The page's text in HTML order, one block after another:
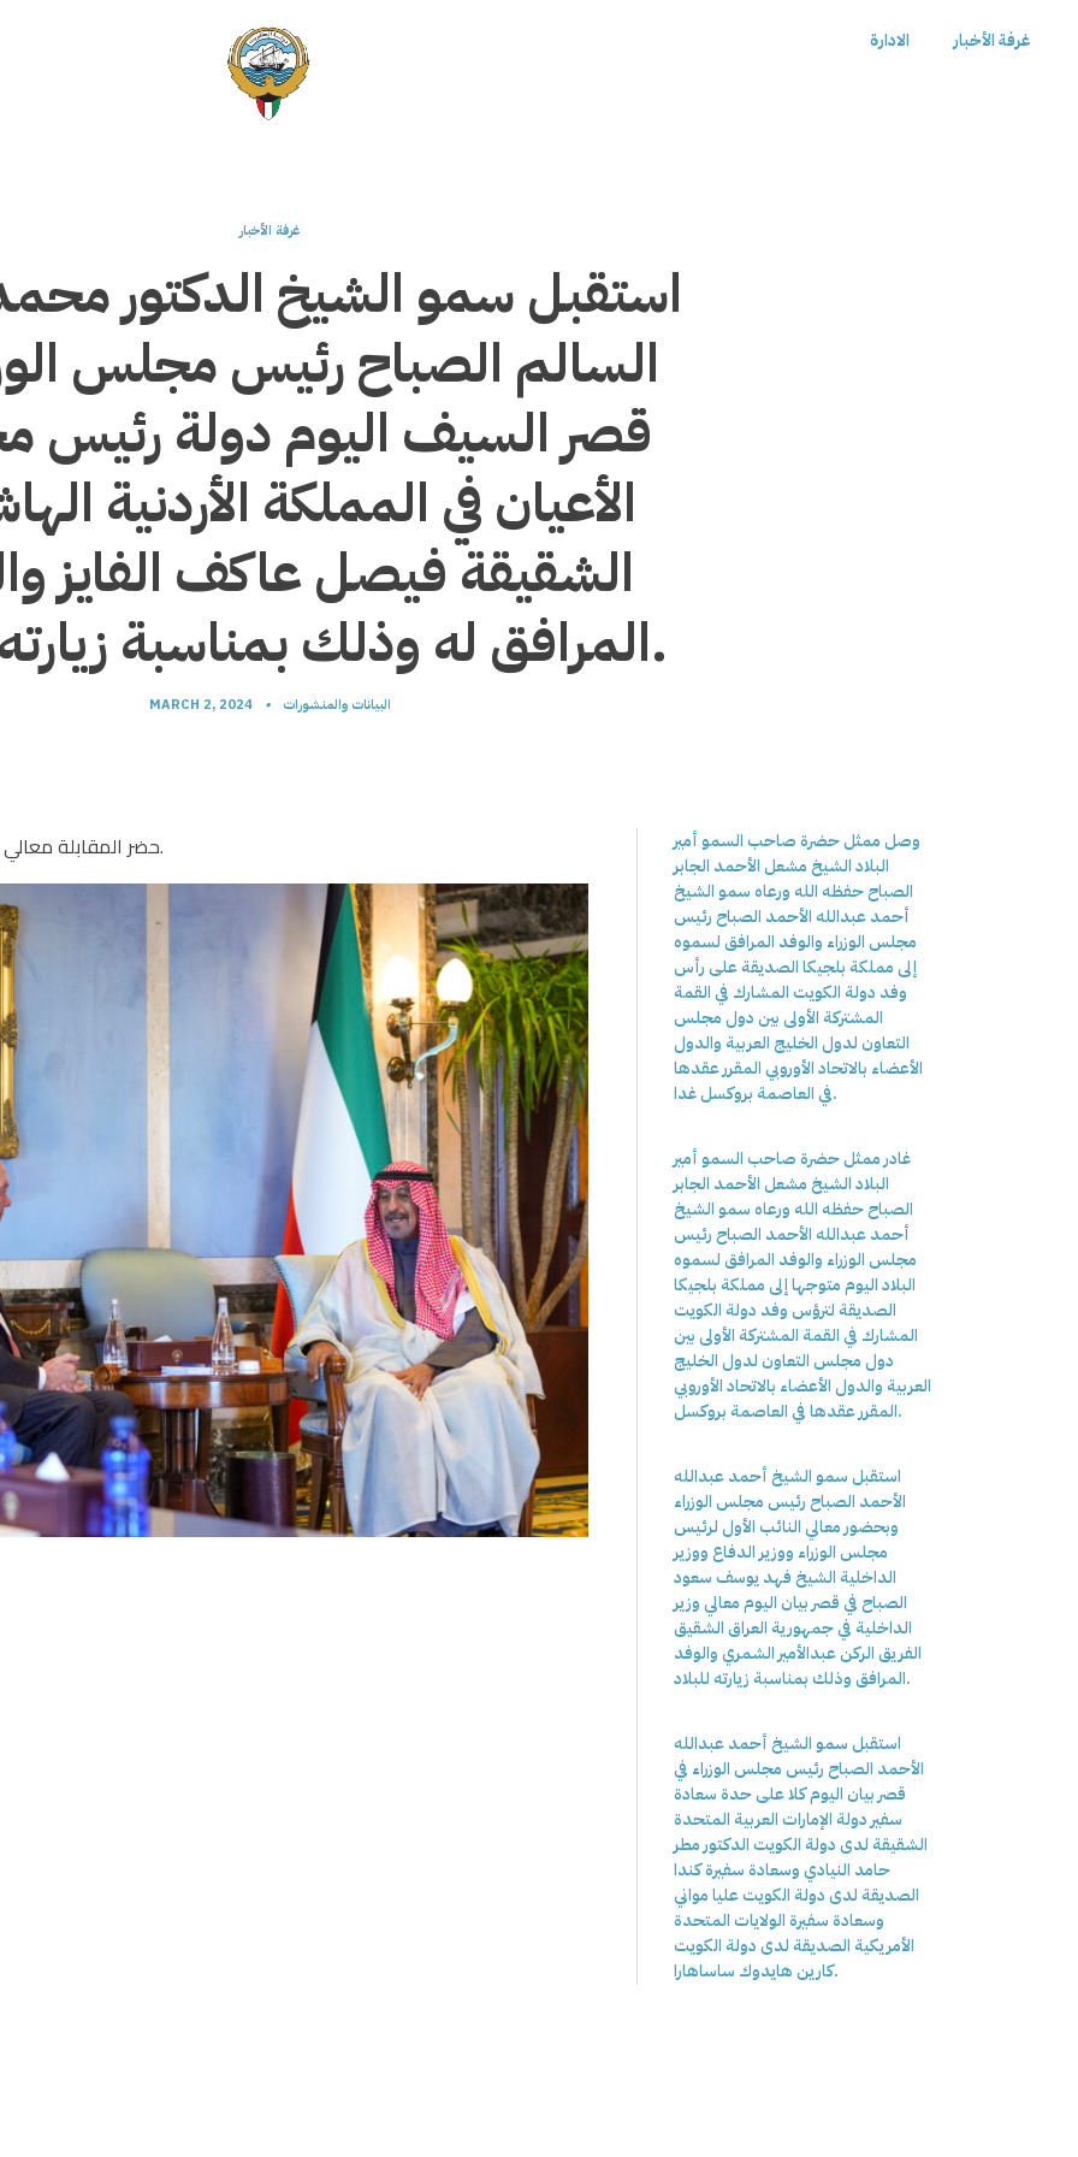
الادارة غرفة الأخبار
غرفة الأخبار
استقبل سمو الشيخ الدكتور
السالم الصباح رئيس مجلس
قصر السيف اليوم دولة
الأعيان في المملكة الأردنية
الشقيقة فيصل عاكف الفايز
المرافق له وذلك بمناسبة زيارته للبلاد.
MARCH 2, 2024 • البيانات والمنشورات
حضر المقابلة معالي المستشار بالديوان الأميري محمد عبدالله أبو الحسن.
وصل ممثل حضرة صاحب السمو أمير
البلاد الشيخ مشعل الأحمد الجابر
الصباح حفظه الله ورعاه سمو الشيخ
أحمد عبدالله الأحمد الصباح رئيس
مجلس الوزراء والوفد المرافق لسموه
إلى مملكة بلجيكا الصديقة على رأس
وفد دولة الكويت المشارك في القمة
المشتركة الأولى بين دول مجلس
التعاون لدول الخليج العربية والدول
الأعضاء بالاتحاد الأوروبي المقرر عقدها
في العاصمة بروكسل غدا.
غادر ممثل حضرة صاحب السمو أمير
البلاد الشيخ مشعل الأحمد الجابر
الصباح حفظه الله ورعاه سمو الشيخ
أحمد عبدالله الأحمد الصباح رئيس
مجلس الوزراء والوفد المرافق لسموه
البلاد اليوم متوجها إلى مملكة بلجيكا
الصديقة لترؤس وفد دولة الكويت
المشارك في القمة المشتركة الأولى بين
دول مجلس التعاون لدول الخليج
العربية والدول الأعضاء بالاتحاد الأوروبي
المقرر عقدها في العاصمة بروكسل.
استقبل سمو الشيخ أحمد عبدالله
الأحمد الصباح رئيس مجلس الوزراء
وبحضور معالي النائب الأول لرئيس
مجلس الوزراء ووزير الدفاع ووزير
الداخلية الشيخ فهد يوسف سعود
الصباح في قصر بيان اليوم معالي وزير
الداخلية في جمهورية العراق الشقيق
الفريق الركن عبدالأمير الشمري والوفد
المرافق وذلك بمناسبة زيارته للبلاد.
استقبل سمو الشيخ أحمد عبدالله
الأحمد الصباح رئيس مجلس الوزراء في
قصر بيان اليوم كلا على حدة سعادة
سفير دولة الإمارات العربية المتحدة
الشقيقة لدى دولة الكويت الدكتور مطر
حامد النيادي وسعادة سفيرة كندا
الصديقة لدى دولة الكويت عليا مواني
وسعادة سفيرة الولايات المتحدة
الأمريكية الصديقة لدى دولة الكويت
كارين هايدوك ساساهارا.